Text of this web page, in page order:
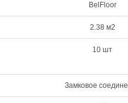
BelFloor
2.38 м2
10 шт
Замковое